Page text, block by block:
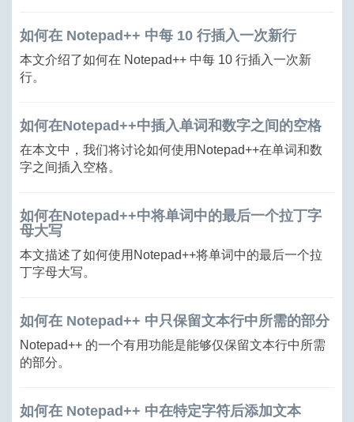
如何在 Notepad++ 中每 10 行插入一次新行
本文介绍了如何在 Notepad++ 中每 10 行插入一次新
行。
如何在Notepad++中插入单词和数字之间的空格
在本文中，我们将讨论如何使用Notepad++在单词和数
字之间插入空格。
如何在Notepad++中将单词中的最后一个拉丁字
母大写
本文描述了如何使用Notepad++将单词中的最后一个拉
丁字母大写。
如何在 Notepad++ 中只保留文本行中所需的部分
Notepad++ 的一个有用功能是能够仅保留文本行中所需
的部分。
如何在 Notepad++ 中在特定字符后添加文本